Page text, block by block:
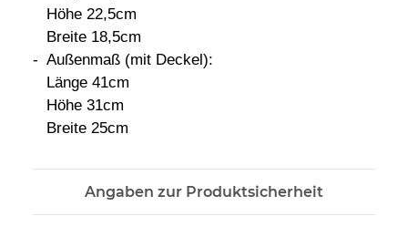
Höhe 22,5cm
Breite 18,5cm
- Außenmaß (mit Deckel):
Länge 41cm
Höhe 31cm
Breite 25cm
Angaben zur Produktsicherheit